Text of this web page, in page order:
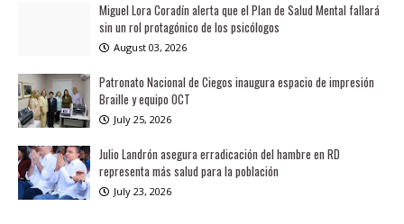
Miguel Lora Coradín alerta que el Plan de Salud Mental fallará
sin un rol protagónico de los psicólogos
August 03, 2026
Patronato Nacional de Ciegos inaugura espacio de impresión
Braille y equipo OCT
July 25, 2026
Julio Landrón asegura erradicación del hambre en RD
representa más salud para la población
July 23, 2026